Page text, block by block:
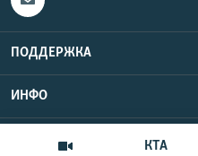
КТА
ПОДДЕРЖКА
ИНФО
Copyright
UTC+3